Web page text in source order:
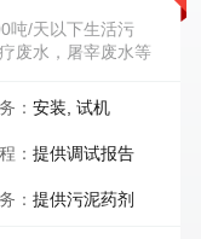
吨/天以下生活污
废水，屠宰废水等
： 安装, 试机
： 提供调试报告
： 提供污泥药剂